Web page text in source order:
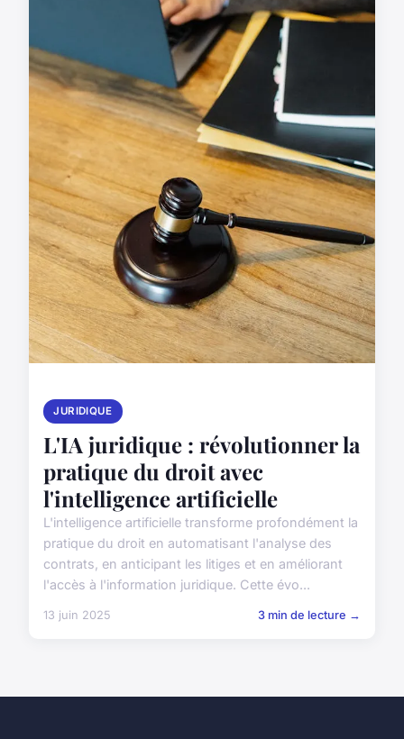
JURIDIQUE
L'IA juridique : révolutionner la
pratique du droit avec
l'intelligence artificielle
L'intelligence artificielle transforme profondément la
pratique du droit en automatisant l'analyse des
contrats, en anticipant les litiges et en améliorant
l'accès à l'information juridique. Cette évo...
13 juin 2025 3 min de lecture →